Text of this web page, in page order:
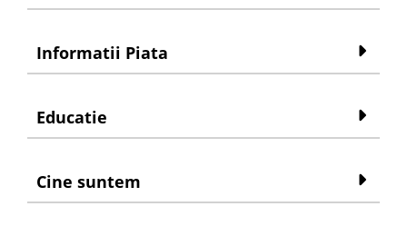
Informatii Piata
Educatie
Cine suntem